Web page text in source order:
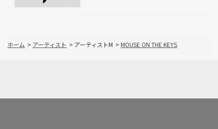
ホーム > アーティスト > アーティストM > MOUSE ON THE KEYS